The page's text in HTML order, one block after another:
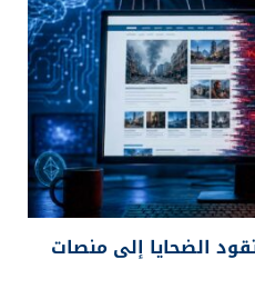
الضحايا إلى منصات